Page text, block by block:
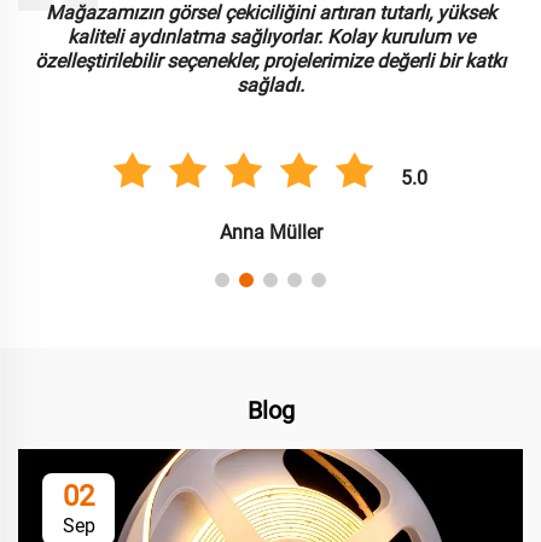
Mağazamızın görsel çekiciliğini artıran tutarlı, yüksek
kaliteli aydınlatma sağlıyorlar. Kolay kurulum ve
özelleştirilebilir seçenekler, projelerimize değerli bir katkı
sağladı.
5.0
Anna Müller
Blog
02
Sep